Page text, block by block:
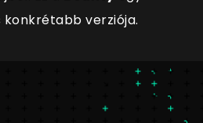
verziója.